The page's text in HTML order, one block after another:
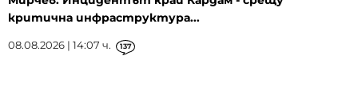
критична инфраструктура...
08.08.2026 | 14:07 ч. 137